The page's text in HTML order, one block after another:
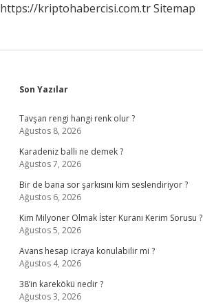
https://kriptohabercisi.com.trSitemap
Sidebar
Son Yazılar
Tavşan rengi hangi renk olur ?
Ağustos 8, 2026
Karadeniz balli ne demek ?
Ağustos 7, 2026
Bir de bana sor şarkısını kim seslendiriyor ?
Ağustos 6, 2026
Kim Milyoner Olmak İster Kuranı Kerim Sorusu ?
Ağustos 5, 2026
Avans hesap icraya konulabilir mi ?
Ağustos 4, 2026
38’in karekökü nedir ?
Ağustos 3, 2026